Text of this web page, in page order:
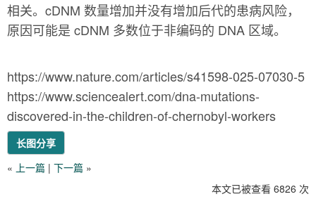
相关。cDNM 数量增加并没有增加后代的患病风险，
原因可能是 cDNM 多数位于非编码的 DNA 区域。
https://www.nature.com/articles/s41598-025-07030-5
https://www.sciencealert.com/dna-mutations-
discovered-in-the-children-of-chernobyl-workers
长图分享
« 上一篇 | 下一篇 »
本文已被查看 6826 次